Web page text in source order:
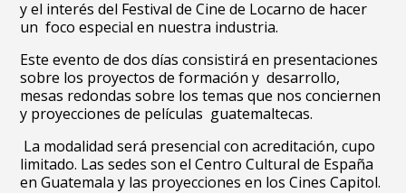
y el interés del Festival de Cine de Locarno de hacer
un foco especial en nuestra industria.
Este evento de dos días consistirá en presentaciones
sobre los proyectos de formación y desarrollo,
mesas redondas sobre los temas que nos conciernen
y proyecciones de películas guatemaltecas.
La modalidad será presencial con acreditación, cupo
limitado. Las sedes son el Centro Cultural de España
en Guatemala y las proyecciones en los Cines Capitol.